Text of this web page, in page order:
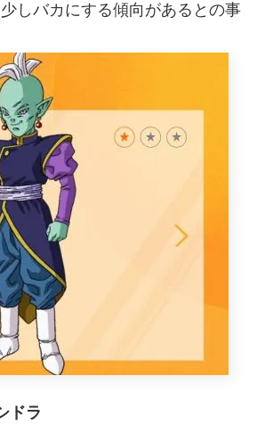
少しバカにする傾向があるとの事
ドラ